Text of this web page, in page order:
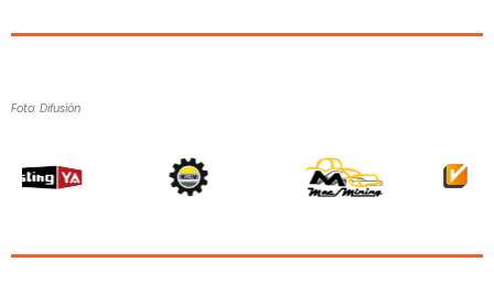
Foto: Difusión